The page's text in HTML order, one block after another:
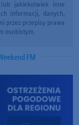
lub jakiekolwiek inne
informacji, danych,
przez przepisy prawa
osobistym.
FM